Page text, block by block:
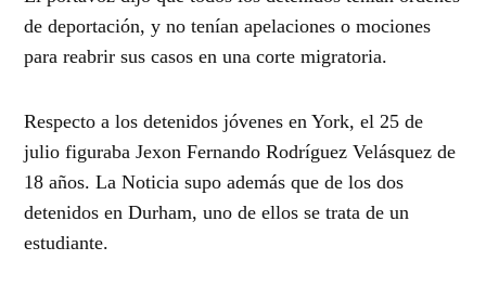
de deportación, y no tenían apelaciones o mociones
para reabrir sus casos en una corte migratoria.
Respecto a los detenidos jóvenes en York, el 25 de
julio figuraba Jexon Fernando Rodríguez Velásquez de
18 años. La Noticia supo además que de los dos
detenidos en Durham, uno de ellos se trata de un
estudiante.